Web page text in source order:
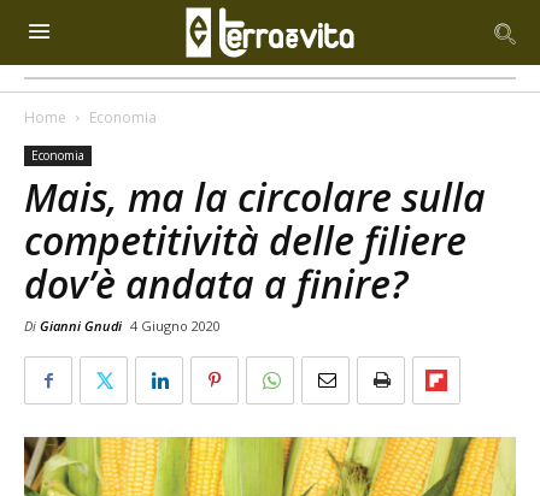
Home Economia
Economia
Mais, ma la circolare sulla
competitività delle filiere
dov’è andata a finire?
Di Gianni Gnudi 4 Giugno 2020